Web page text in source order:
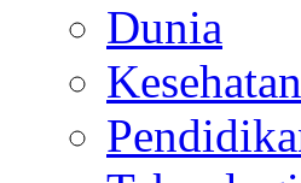
Dunia
Kesehatan